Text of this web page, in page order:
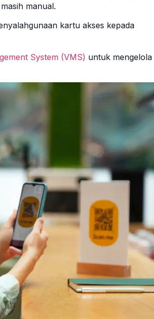
manual.
kartu akses kepada
System (VMS) untuk mengelola